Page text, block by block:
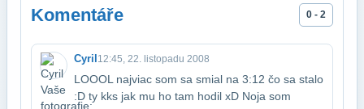
Komentáře 0 - 2
Cyril12:45, 22. listopadu 2008
LOOOL najviac som sa smial na 3:12 čo sa stalo
:D ty kks jak mu ho tam hodil xD No​ja som